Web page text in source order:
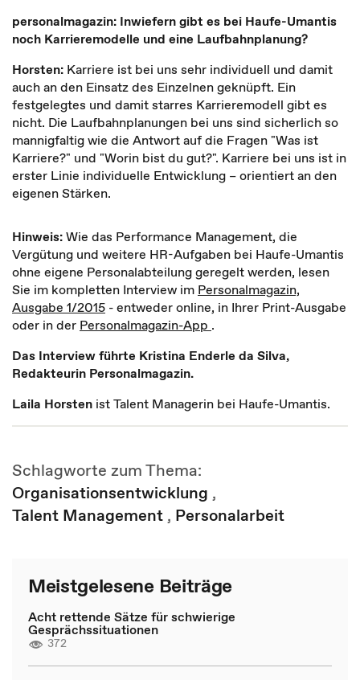
personalmagazin: Inwiefern gibt es bei Haufe-Umantis
noch Karrieremodelle und eine Laufbahnplanung?
Horsten: Karriere ist bei uns sehr individuell und damit
auch an den Einsatz des Einzelnen geknüpft. Ein
festgelegtes und damit starres Karrieremodell gibt es
nicht. Die Laufbahnplanungen bei uns sind sicherlich so
mannigfaltig wie die Antwort auf die Fragen "Was ist
Karriere?" und "Worin bist du gut?". Karriere bei uns ist in
erster Linie individuelle Entwicklung – orientiert an den
eigenen Stärken.
Hinweis:Wie das Performance Management, die
Vergütung und weitere HR-Aufgaben bei Haufe-Umantis
ohne eigene Personalabteilung geregelt werden, lesen
Sie im kompletten Interview im Personalmagazin,
Ausgabe 1/2015 - entweder online, in Ihrer Print-Ausgabe
oder in der Personalmagazin-App .
Das Interview führte Kristina Enderle da Silva,
Redakteurin Personalmagazin.
Laila Horsten ist Talent Managerin bei Haufe-Umantis.
Schlagworte zum Thema:
Organisationsentwicklung ,
Talent Management , Personalarbeit
Meistgelesene Beiträge
Acht rettende Sätze für schwierige
Gesprächssituationen
372